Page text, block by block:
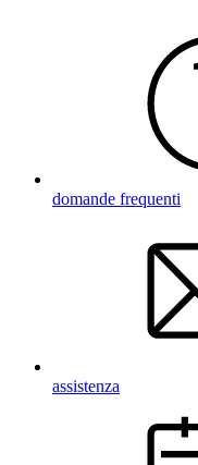
domande frequenti
assistenza